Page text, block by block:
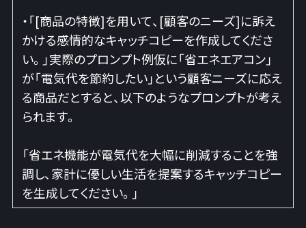
・「[商品の特徴]を用いて、[顧客のニーズ]に訴え
かける感情的なキャッチコピーを作成してくださ
い。」実際のプロンプト例仮に「省エネエアコン」
が「電気代を節約したい」という顧客ニーズに応え
る商品だとすると、以下のようなプロンプトが考え
られます。
「省エネ機能が電気代を大幅に削減することを強
調し、家計に優しい生活を提案するキャッチコピー
を生成してください。」